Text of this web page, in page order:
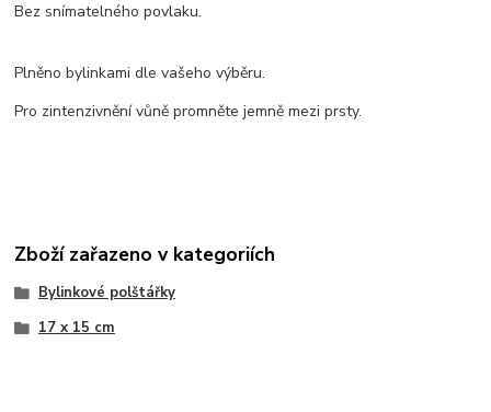
Bez snímatelného povlaku.
Plněno bylinkami dle vašeho výběru.
Pro zintenzivnění vůně promněte jemně mezi prsty.
Zboží zařazeno v kategoriích
Bylinkové polštářky
17 x 15 cm